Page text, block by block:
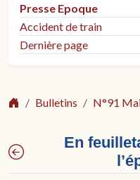
Presse Epoque
Accident de train
Dernière page
Bulletins N°91
En